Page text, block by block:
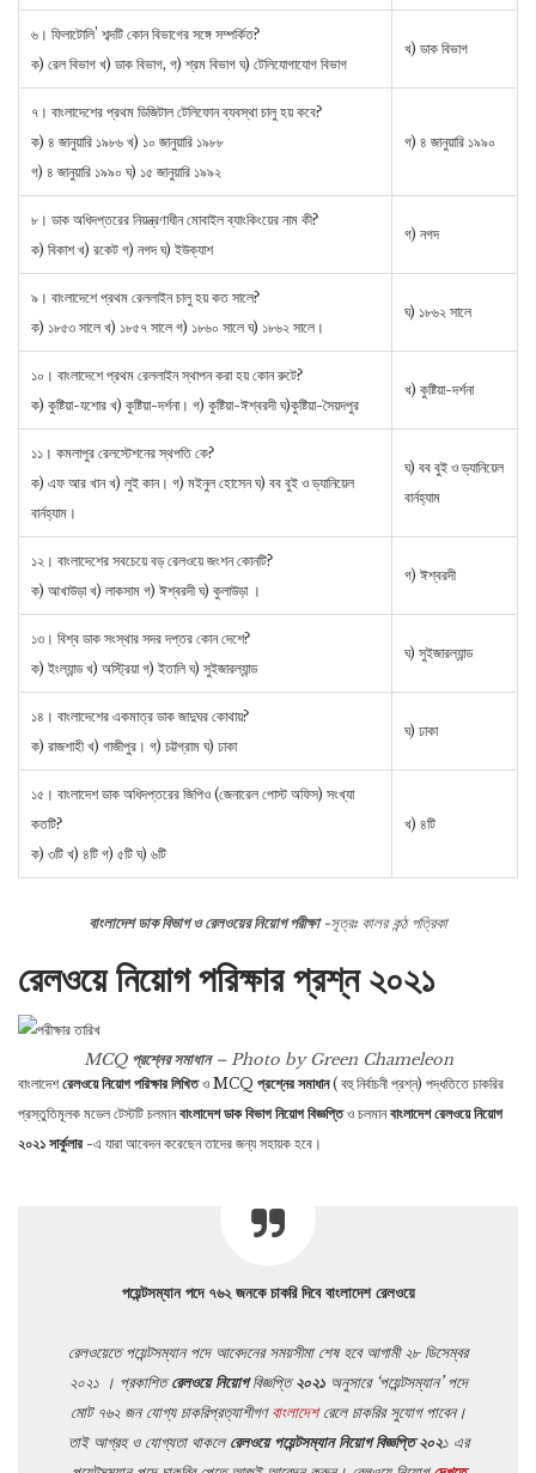
৬। ফিলাটোলি’ শব্দটি কোন বিভাগের সঙ্গে সম্পর্কিত?
ক) রেল বিভাগ খ) ডাক বিভাগ, গ) শ্রম বিভাগ ঘ) টেলিযােগাযােগ বিভাগ
খ) ডাক বিভাগ
৭। বাংলাদেশের প্রথম ডিজিটাল টেলিফোন ব্যবস্থা চালু হয় কবে?
ক) ৪ জানুয়ারি ১৯৮৬ খ) ১০ জানুয়ারি ১৯৮৮
গ) ৪ জানুয়ারি ১৯৯০ ঘ) ১৫ জানুয়ারি ১৯৯২
গ) ৪ জানুয়ারি ১৯৯০
৮। ডাক অধিদপ্তরের নিয়ন্ত্রণাধীন মােবাইল ব্যাংকিংয়ের নাম কী?
ক) বিকাশ খ) রকেট গ) নগদ ঘ) ইউক্যাশ
গ) নগদ
৯। বাংলাদেশে প্রথম রেললাইন চালু হয় কত সালে?
ক) ১৮৫৩ সালে খ) ১৮৫৭ সালে গ) ১৮৬০ সালে ঘ) ১৮৬২ সালে।
ঘ) ১৮৬২ সালে
১০। বাংলাদেশে প্রথম রেললাইন স্থাপন করা হয় কোন রুটে?
ক) কুষ্টিয়া-যশাের খ) কুষ্টিয়া-দর্শনা। গ) কুষ্টিয়া-ঈশ্বরদী ঘ)কুষ্টিয়া-সৈয়দপুর
খ) কুষ্টিয়া-দর্শনা
১১। কমলাপুর রেলস্টেশনের স্থপতি কে?
ক) এফ আর খান খ) লুই কান। গ) মইনুল হােসেন ঘ) বব বুই ও ড্যানিয়েল
বার্নহ্যাম।
ঘ) বব বুই ও ড্যানিয়েল
বার্নহ্যাম
১২। বাংলাদেশের সবচেয়ে বড় রেলওয়ে জংশন কোনটি?
ক) আখাউড়া খ) লাকসাম গ) ঈশ্বরদী ঘ) কুলাউড়া ।
গ) ঈশ্বরদী
১৩। বিশ্ব ডাক সংস্থার সদর দপ্তর কোন দেশে?
ক) ইংল্যান্ড খ) অস্ট্রিয়া গ) ইতালি ঘ) সুইজারল্যান্ড
ঘ) সুইজারল্যান্ড
১৪। বাংলাদেশের একমাত্র ডাক জাদুঘর কোথায়?
ক) রাজশাহী খ) গাজীপুর। গ) চট্টগ্রাম ঘ) ঢাকা
ঘ) ঢাকা
১৫। বাংলাদেশ ডাক অধিদপ্তরের জিপিও (জেনারেল পােস্ট অফিস) সংখ্যা
কতটি?
ক) ৩টি খ) ৪টি গ) ৫টি ঘ) ৬টি
খ) ৪টি
বাংলাদেশ ডাক বিভাগ ও রেলওয়ের নিয়ােগ পরীক্ষা-সূত্রঃ কালর কন্ঠ পত্রিকা
রেলওয়ে নিয়োগ পরিক্ষার প্রশ্ন ২০২১
MCQ প্রশ্নের সমাধান– Photo by Green Chameleon
বাংলাদেশরেলওয়ে নিয়োগ পরিক্ষার লিখিতও MCQ প্রশ্নের সমাধান( বহু নির্বাচনী প্রশ্ন) পদ্ধতিতে চাকরির
প্রস্তুতিমূলক মডেল টেস্টটি চলমানবাংলাদেশ ডাক বিভাগ নিয়োগ বিজ্ঞপ্তিও চলমানবাংলাদেশ রেলওয়ে নিয়োগ
২০২১ সার্কুলার-এ যারা আবেদন করেছেন তাদের জন্য সহায়ক হবে।
পয়েন্টসম্যান পদে ৭৬২ জনকে চাকরি দিবে বাংলাদেশ রেলওয়ে
রেলওয়েতে পয়েন্টসম্যান পদে আবেদনের সময়সীমা শেষ হবে আগামী ২৮ ডিসেম্বর
২০২১ । প্রকাশিতরেলওয়ে নিয়োগবিজ্ঞপ্তি২০২১অনুসারে ‘পয়েন্টসম্যান’ পদে
মোট ৭৬২ জন যোগ্য চাকরিপ্রত্যাশীগণবাংলাদেশরেলে চাকরির সুযোগ পাবেন।
তাই আগ্রহ ও যোগ্যতা থাকলেরেলওয়ে পয়েন্টসম্যান নিয়োগ বিজ্ঞপ্তি ২০২১ এর